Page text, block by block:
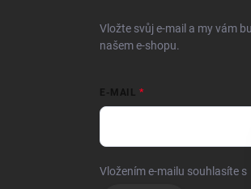
Vložte svůj e-mail a my vám
našem e-shopu.
E-MAIL
Vložením e-mailu souhlasíte s